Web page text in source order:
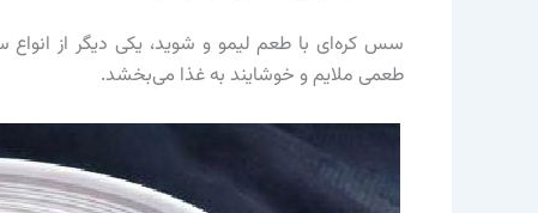
سس کره‌ای با طعم لیمو و شوید، یکی دیگر از
طعمی ملایم و خوشایند به غذا می‌بخشد.